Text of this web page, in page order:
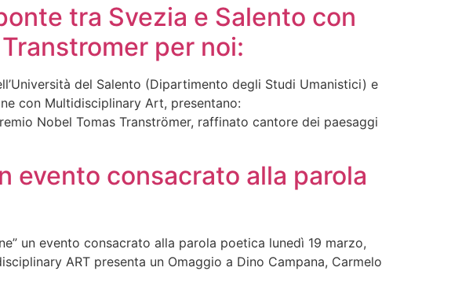
tra Svezia e Salento con
per noi:
del Salento (Dipartimento degli Studi Umanistici) e
con Multidisciplinary Art, presentano:
Tranströmer, raffinato cantore dei paesaggi
evento consacrato alla parola
un evento consacrato alla parola poetica lunedì 19 marzo,
ART presenta un Omaggio a Dino Campana, Carmelo